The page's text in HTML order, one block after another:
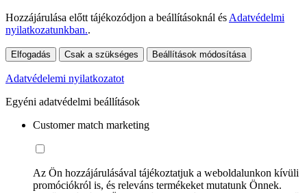
Hozzájárulása előtt tájékozódjon a beállításoknál és Adatvédelmi
nyilatkozatunkban..
Elfogadás Csak a szükséges Beállítások módosítása
Adatvédelemi nyilatkozatot
Egyéni adatvédelmi beállítások
Customer match marketing
Az Ön hozzájárulásával tájékoztatjuk a weboldalunkon kívüli
promóciókról is, és releváns termékeket mutatunk Önnek.